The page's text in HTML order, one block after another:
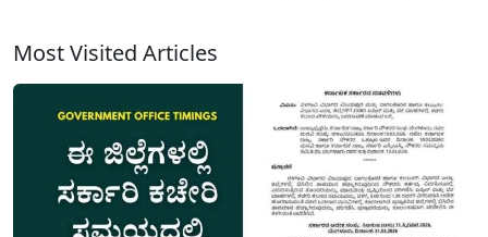
Most Visited Articles